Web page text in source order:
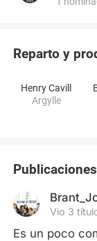
Reparto y
Henry Cavill
Argylle
Publicaciones
Vio 3
Es un poco